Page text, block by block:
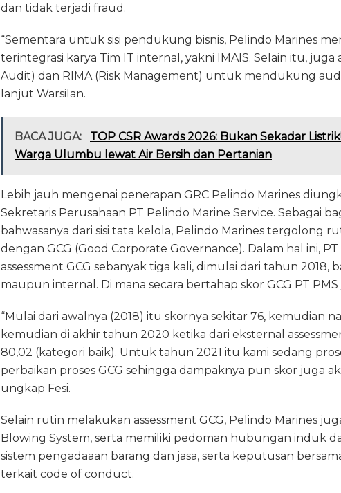
dan tidak terjadi fraud.
“Sementara untuk sisi pendukung bisnis, Pelindo Marines
terintegrasi karya Tim IT internal, yakni IMAIS. Selain itu, juga
Audit) dan RIMA (Risk Management) untuk mendukung
lanjut Warsilan.
BACA JUGA:
TOP CSR Awards 2026: Bukan Sekadar
Warga Ulumbu lewat Air Bersih dan Pertanian
Lebih jauh mengenai penerapan GRC Pelindo Marines
Sekretaris Perusahaan PT Pelindo Marine Service. Sebagai
bahwasanya dari sisi tata kelola, Pelindo Marines tergolong
dengan GCG (Good Corporate Governance). Dalam hal ini,
assessment GCG sebanyak tiga kali, dimulai dari tahun 2018,
maupun internal. Di mana secara bertahap skor GCG PT
“Mulai dari awalnya (2018) itu skornya sekitar 76, kemudian
kemudian di akhir tahun 2020 ketika dari eksternal
80,02 (kategori baik). Untuk tahun 2021 itu kami sedang
perbaikan proses GCG sehingga dampaknya pun skor juga
ungkap Fesi.
Selain rutin melakukan assessment GCG, Pelindo Marines
Blowing System, serta memiliki pedoman hubungan induk
sistem pengadaaan barang dan jasa, serta keputusan
terkait code of conduct.